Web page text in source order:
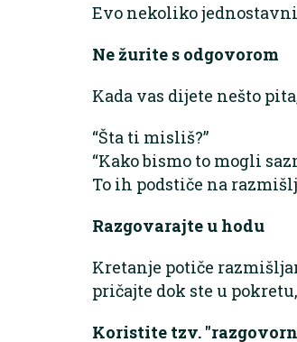
Evo nekoliko
Ne žurite s odgovorom
Kada vas dijete nešto
“Šta ti misliš?”
“Kako bismo to mogli
To ih podstiče na
Razgovarajte u hodu
Kretanje potiče
pričajte dok ste u
Koristite tzv.